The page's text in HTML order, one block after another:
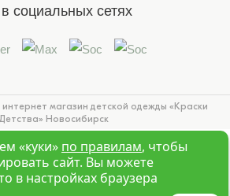
социальных сетях
магазин детской одежды «Краски
Детства» Новосибирск
«куки» по правилам, чтобы
сайт. Вы можете
в настройках браузера